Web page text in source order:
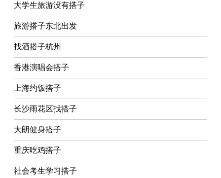
大学生旅游没有搭子
旅游搭子东北出发
找酒搭子杭州
香港演唱会搭子
上海约饭搭子
长沙雨花区找搭子
大朗健身搭子
重庆吃鸡搭子
社会考生学习搭子